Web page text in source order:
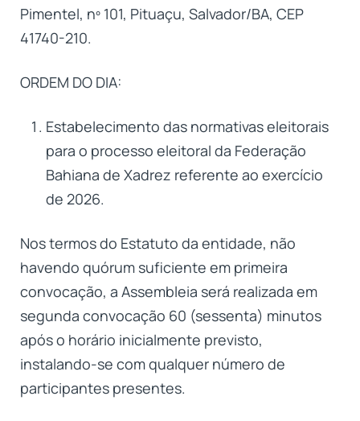
Pimentel, nº 101, Pituaçu, Salvador/BA, CEP
41740-210.
ORDEM DO DIA:
Estabelecimento das normativas eleitorais
para o processo eleitoral da Federação
Bahiana de Xadrez referente ao exercício
de 2026.
Nos termos do Estatuto da entidade, não
havendo quórum suficiente em primeira
convocação, a Assembleia será realizada em
segunda convocação 60 (sessenta) minutos
após o horário inicialmente previsto,
instalando-se com qualquer número de
participantes presentes.